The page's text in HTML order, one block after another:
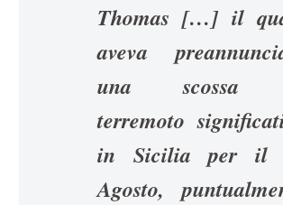
Thomas […] il
aveva
una scossa
terremoto
in Sicilia per il
Agosto,